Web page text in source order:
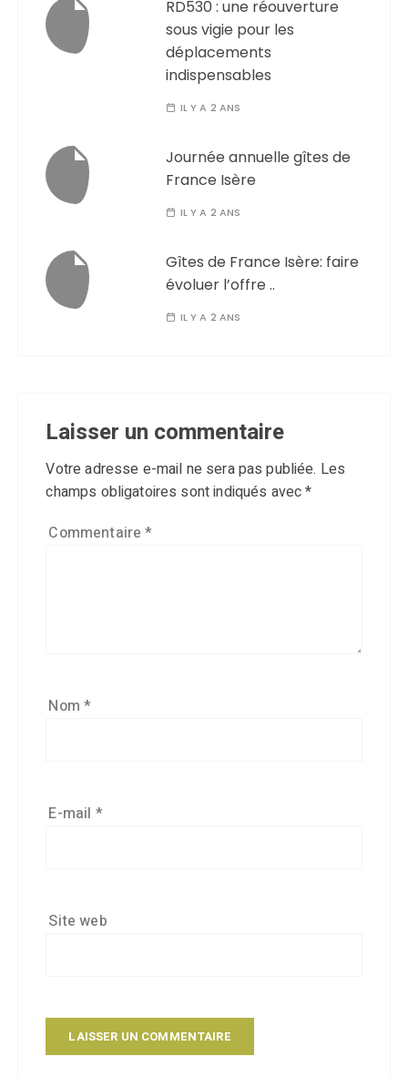
RD530 : une réouverture
sous vigie pour les
déplacements
indispensables
IL Y A 2 ANS
Journée annuelle gîtes de
France Isère
IL Y A 2 ANS
Gîtes de France Isère: faire
évoluer l’offre ..
IL Y A 2 ANS
Laisser un commentaire
Votre adresse e-mail ne sera pas publiée. Les
champs obligatoires sont indiqués avec*
Commentaire*
Nom*
E-mail *
Site web